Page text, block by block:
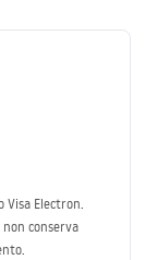
Visa Electron.
conserva